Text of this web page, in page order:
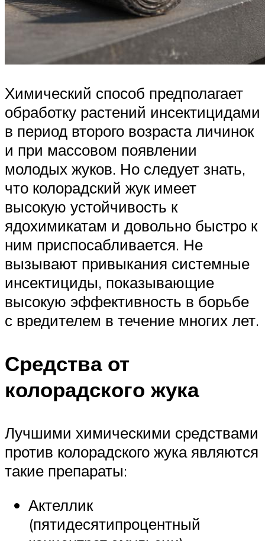
Химический способ предполагает
обработку растений инсектицидами
в период второго возраста личинок
и при массовом появлении
молодых жуков. Но следует знать,
что колорадский жук имеет
высокую устойчивость к
ядохимикатам и довольно быстро к
ним приспосабливается. Не
вызывают привыкания системные
инсектициды, показывающие
высокую эффективность в борьбе
с вредителем в течение многих лет.
Средства от
колорадского жука
Лучшими химическими средствами
против колорадского жука являются
такие препараты:
Актеллик
(пятидесятипроцентный